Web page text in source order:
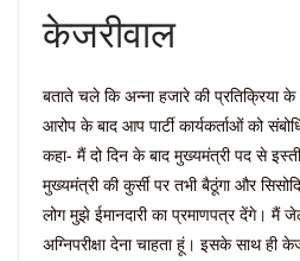
केजरीवाल
बताते चले कि अन्ना हजारे की प्रतिक्रिया
आरोप के बाद आप पार्टी कार्यकर्ताओं को
कहा- मैं दो दिन के बाद मुख्यमंत्री पद से
मुख्यमंत्री की कुर्सी पर तभी बैठूंगा और
लोग मुझे ईमानदारी का प्रमाणपत्र देंगे। मैं
अग्निपरीक्षा देना चाहता हूं। इसके साथ ही